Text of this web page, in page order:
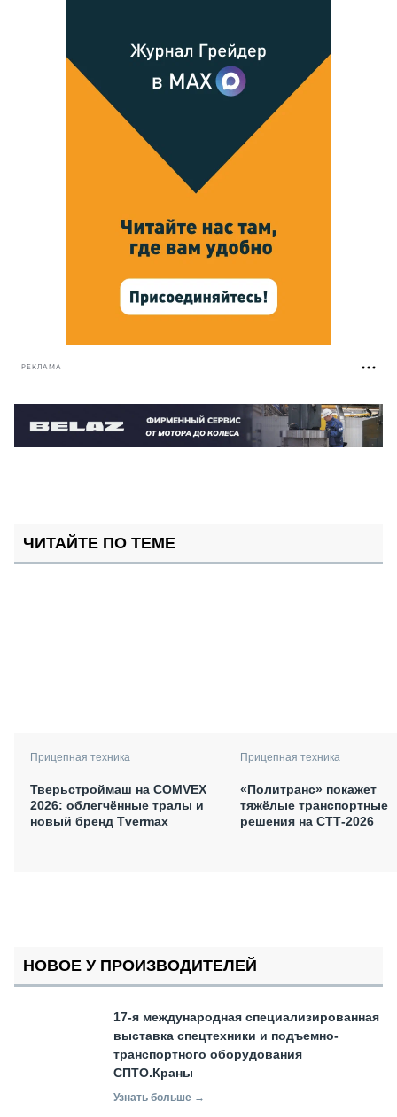
РЕКЛАМА
ЧИТАЙТЕ ПО ТЕМЕ
Прицепная техника
Тверьстроймаш на COMVEX
2026: облегчённые тралы и
новый бренд Tvermax
Прицепная техника
«Политранс» покажет
тяжёлые транспортные
решения на СТТ-2026
НОВОЕ У ПРОИЗВОДИТЕЛЕЙ
17-я международная специализированная
выставка спецтехники и подъемно-
транспортного оборудования
СПТО.Краны
Узнать больше →